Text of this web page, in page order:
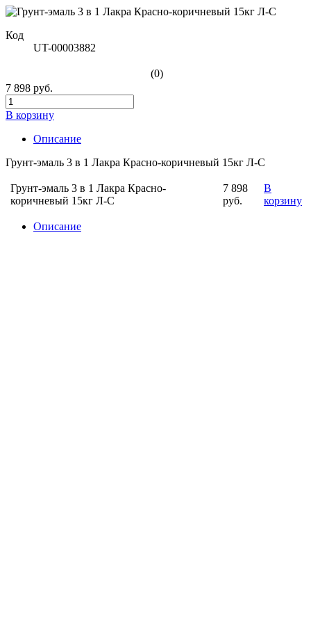
Код
UT-00003882
(0)
7 898 руб.
В корзину
Описание
Грунт-эмаль 3 в 1 Лакра Красно-коричневый 15кг Л-С
Грунт-эмаль 3 в 1 Лакра Красно-
коричневый 15кг Л-С
7 898
руб.
В
корзину
Описание